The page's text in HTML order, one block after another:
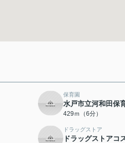
保育園
水戸市立河和田保
429ｍ（6分）
ドラッグストア
ドラッグストアコ